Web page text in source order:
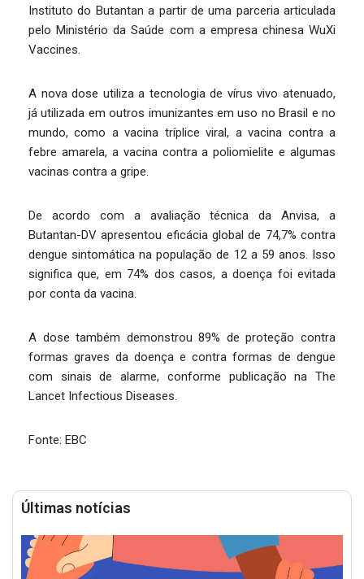
Instituto do Butantan a partir de uma parceria articulada
pelo Ministério da Saúde com a empresa chinesa WuXi
Vaccines.
A nova dose utiliza a tecnologia de vírus vivo atenuado,
já utilizada em outros imunizantes em uso no Brasil e no
mundo, como a vacina tríplice viral, a vacina contra a
febre amarela, a vacina contra a poliomielite e algumas
vacinas contra a gripe.
De acordo com a avaliação técnica da Anvisa, a
Butantan-DV apresentou eficácia global de 74,7% contra
dengue sintomática na população de 12 a 59 anos. Isso
significa que, em 74% dos casos, a doença foi evitada
por conta da vacina.
A dose também demonstrou 89% de proteção contra
formas graves da doença e contra formas de dengue
com sinais de alarme, conforme publicação na The
Lancet Infectious Diseases.
Fonte: EBC
Últimas notícias